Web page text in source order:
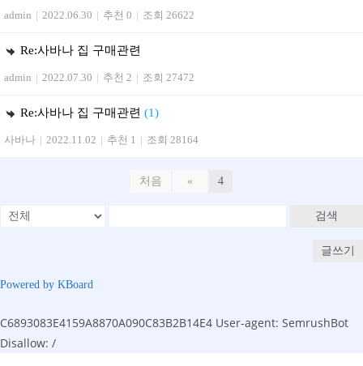
admin | 2022.06.30 | 추천 0 | 조회 26622
Re:사바나 집 구매관련
admin | 2022.07.30 | 추천 2 | 조회 27472
Re:사바나 집 구매관련 (1)
사바나 | 2022.11.02 | 추천 1 | 조회 28164
처음 « 4
검색
글쓰기
Powered by KBoard
C6893083E4159A8870A090C83B2B14E4 User-agent: SemrushBot
Disallow: /